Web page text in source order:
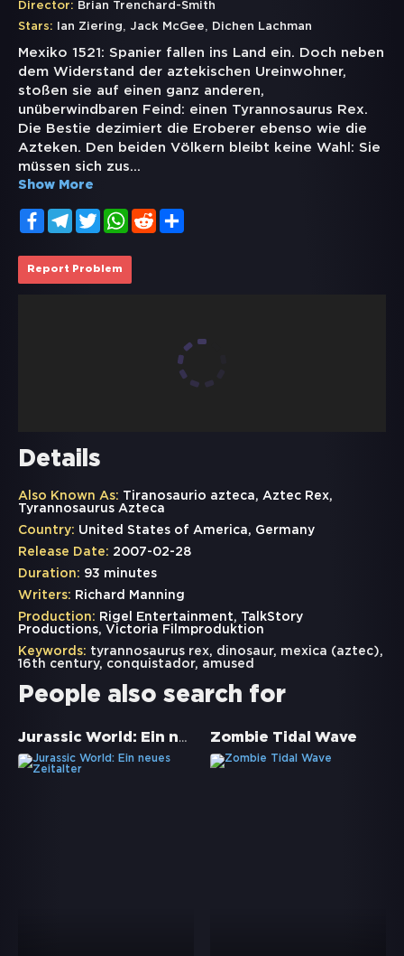
Director: Brian Trenchard-Smith
Stars: Ian Ziering, Jack McGee, Dichen Lachman
Mexiko 1521: Spanier fallen ins Land ein. Doch neben
dem Widerstand der aztekischen Ureinwohner,
stoßen sie auf einen ganz anderen,
unüberwindbaren Feind: einen Tyrannosaurus Rex.
Die Bestie dezimiert die Eroberer ebenso wie die
Azteken. Den beiden Völkern bleibt keine Wahl: Sie
müssen sich zus...
Show More
FacebookTelegramTwitterWhatsApp
Reddit
Report Problem
Details
Also Known As: Tiranosaurio azteca, Aztec Rex,
Tyrannosaurus Azteca
Country: United States of America, Germany
Release Date: 2007-02-28
Duration: 93 minutes
Writers: Richard Manning
Production: Rigel Entertainment, TalkStory
Productions, Victoria Filmproduktion
Keywords: tyrannosaurus rex, dinosaur, mexica (aztec),
16th century, conquistador, amused
People also search for
Jurassic World: Ein neues Zeitalter Zombie Tidal Wave